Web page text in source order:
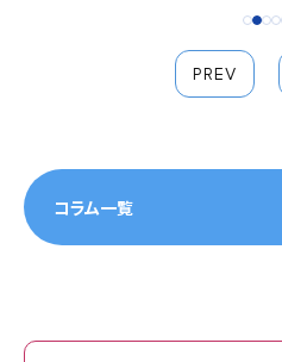
PREV
コラム一覧